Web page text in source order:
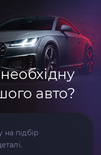
авто?
на підбір